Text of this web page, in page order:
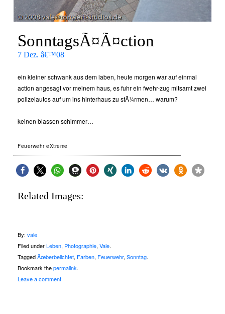
SonntagsÃ¤Ã¤ction
7 Dez. â€™08
ein kleiner schwank aus dem laben, heute morgen war auf einmal
action angesagt vor meinem haus, es fuhr ein fwehr-zug mitsamt zwei
polizeiautos auf um ins hinterhaus zu stÃ¼rmen… warum?
keinen blassen schimmer…
Feuerwehr eXtreme
Related Images:
By: vale
Filed underLeben, Photographie,Vale.
TaggedÃœberbelichtet, Farben, Feuerwehr,Sonntag.
Bookmark thepermalink.
Leave a comment